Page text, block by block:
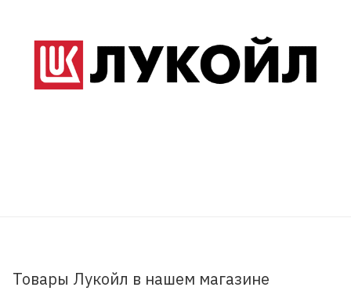
Товары Лукойл в нашем магазине